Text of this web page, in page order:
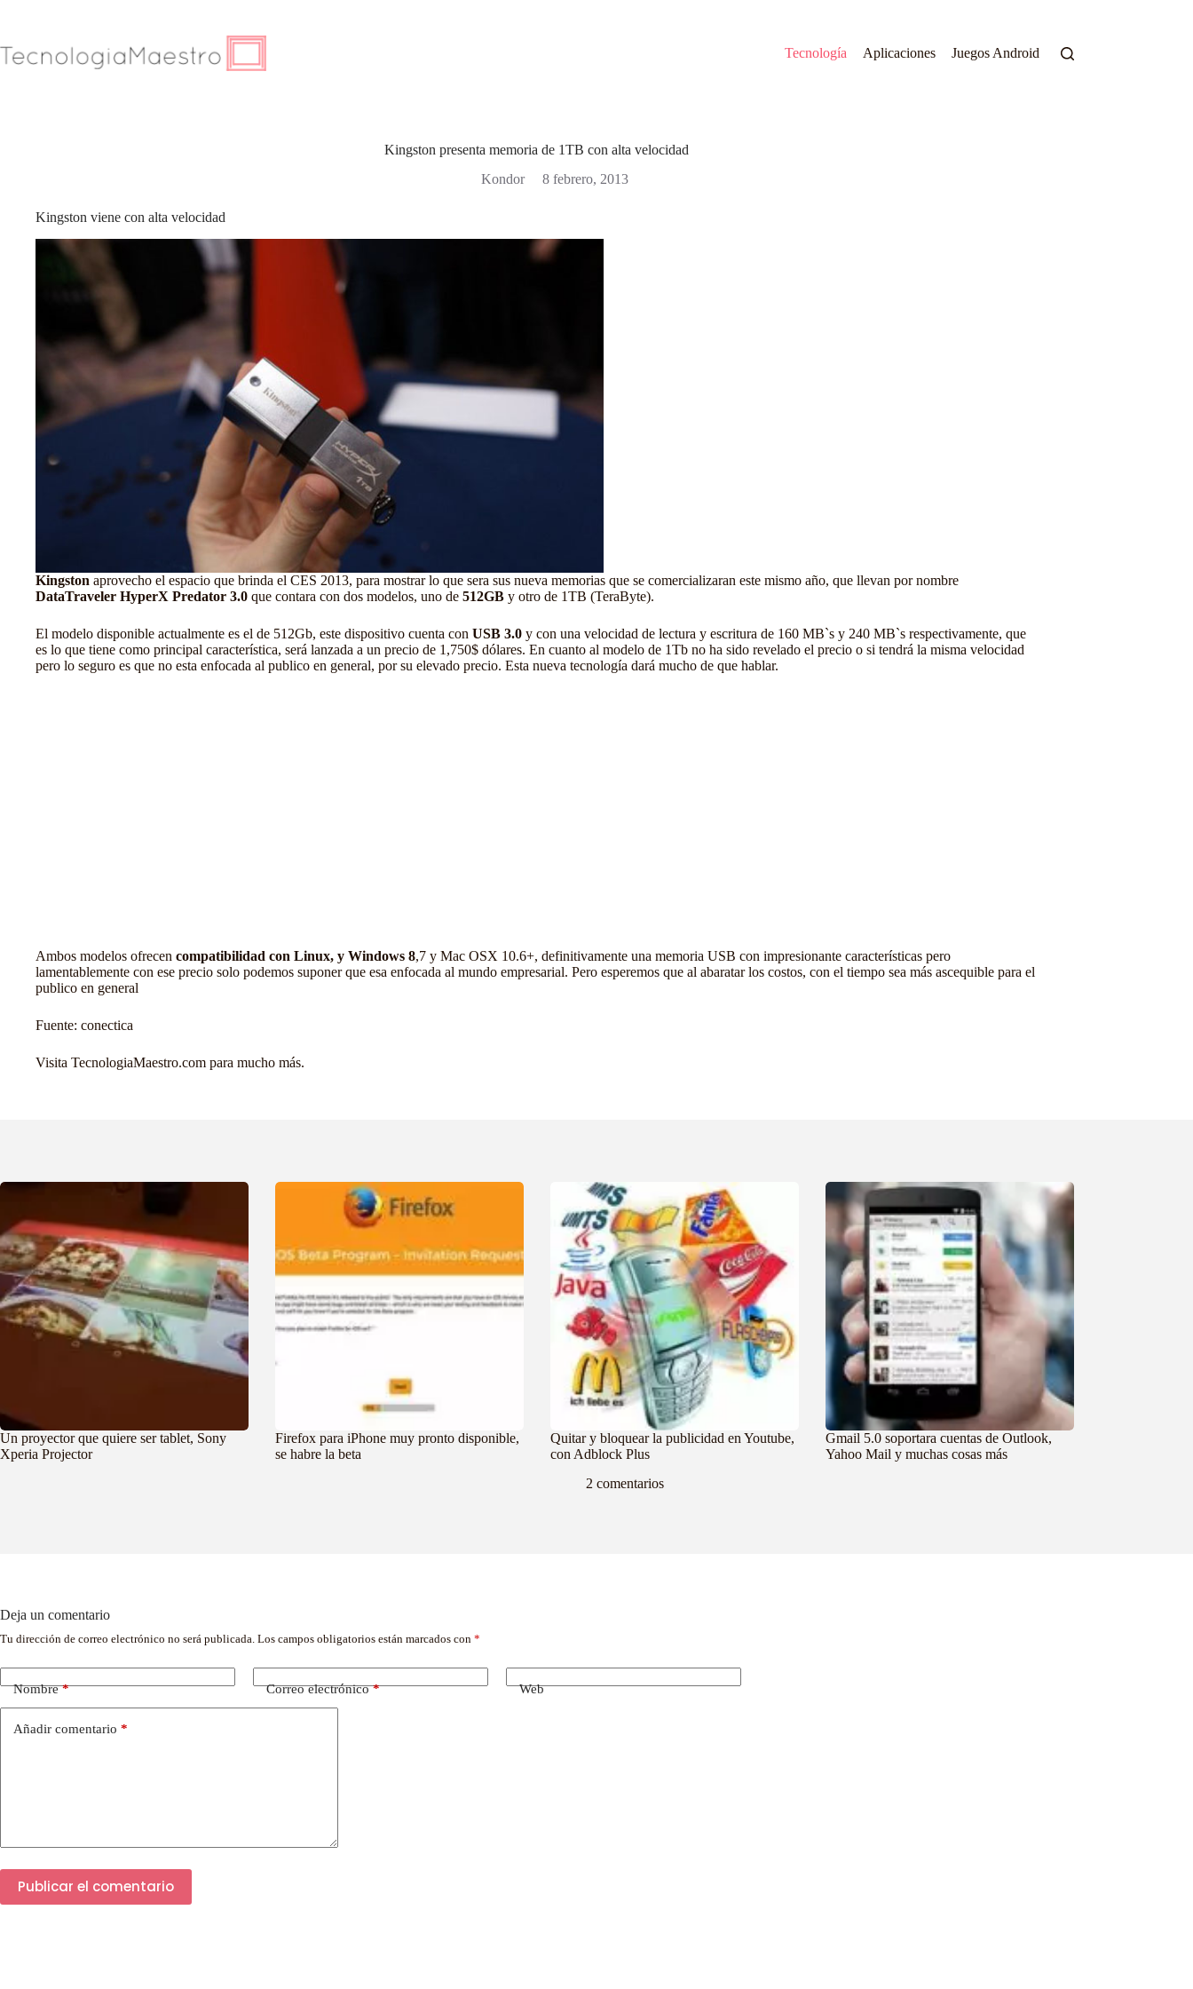
Tecnología
Aplicaciones Juegos Android
Kingston presenta memoria de 1TB con alta velocidad
Kondor
8 febrero, 2013
Kingston viene con alta velocidad
Kingston aprovecho el espacio que brinda el CES 2013, para mostrar lo que sera sus nueva memorias que se comercializaran este mismo año, que llevan por nombre
DataTraveler HyperX Predator 3.0 que contara con dos modelos, uno de 512GB y otro de 1TB (TeraByte).
El modelo disponible actualmente es el de 512Gb, este dispositivo cuenta con USB 3.0 y con una velocidad de lectura y escritura de 160 MB`s y 240 MB`s respectivamente, que
es lo que tiene como principal característica, será lanzada a un precio de 1,750$ dólares. En cuanto al modelo de 1Tb no ha sido revelado el precio o si tendrá la misma velocidad
pero lo seguro es que no esta enfocada al publico en general, por su elevado precio. Esta nueva tecnología dará mucho de que hablar.
Ambos modelos ofrecen compatibilidad con Linux, y Windows 8,7 y Mac OSX 10.6+, definitivamente una memoria USB con impresionante características pero
lamentablemente con ese precio solo podemos suponer que esa enfocada al mundo empresarial. Pero esperemos que al abaratar los costos, con el tiempo sea más ascequible para el
publico en general
Fuente: conectica
Visita TecnologiaMaestro.com para mucho más.
Un proyector que quiere ser tablet, Sony
Xperia Projector
Firefox para iPhone muy pronto disponible,
se habre la beta
Quitar y bloquear la publicidad en Youtube,
con Adblock Plus
2 comentarios
Gmail 5.0 soportara cuentas de Outlook,
Yahoo Mail y muchas cosas más
Deja un comentario
Tu dirección de correo electrónico no será publicada. Los campos obligatorios están marcados con *
Nombre* Correo electrónico* Web
Añadir comentario *
Publicar el comentario